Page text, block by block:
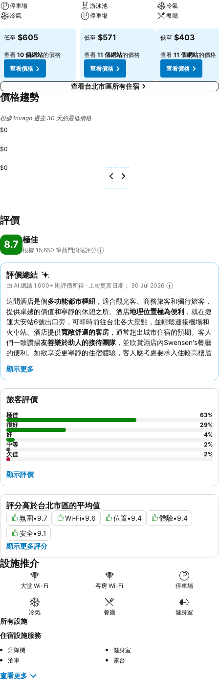
停車場
冷氣
查看價格
低至 $605
查看 10 個網站的價格
查看價格
游泳池
停車場
查看價格
低至 $571
查看 11 個網站的價格
查看價格
冷氣
餐廳
查看價格
低至 $403
查看 11 個網站的價格
查看價格
查看台北市區所有住宿
價格趨勢
根據 trivago 過去 30 天的最低價格
$0
$0
$0
評價
8.7 極佳
根據 15,650 筆熱門網站評分
評價總結
由 AI 總結 1,000+ 則評價所得 · 上次更新日期： 30 Jul 2026
這間酒店是個多功能都市樞紐 ，適合觀光客、商務旅客和獨行旅客，
提供卓越的價值和寧靜的休憩之所。酒店地理位置極為便利 ，就在捷
運大安站6號出口旁，可即時前往台北各大景點，並輕鬆連接機場和
火車站。酒店提供寬敞舒適的客房 ，通常超出城市住宿的預期。客人
們一致讚揚友善樂於助人的接待團隊，並欣賞酒店內Swensen's餐廳
的便利。如欲享受更寧靜的住宿體驗，客人應考慮要求入住較高樓層
顯示更多
評分高於台北市區的平均值
氛圍•9.7 Wi-Fi•9.6 位置•9.4 體驗•9.4
安全•9.1
顯示更多評分
旅客評價
極佳 63%
很好
29%
好
4%
中等
2%
欠佳
2%
顯示評價
設施推介
大堂 Wi-Fi 客房 Wi-Fi 停車場
冷氣 餐廳 健身室
所有設施
住宿設施服務
升降機
健身室
泊車
露台
查看更多